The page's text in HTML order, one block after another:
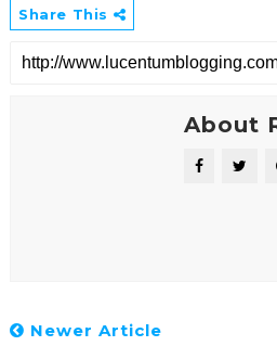
Share This
About
Newer Article